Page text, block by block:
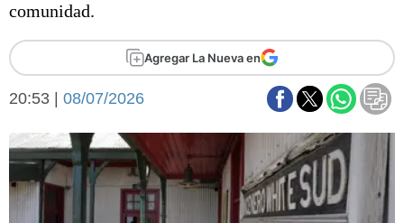
Arte y cultura
Cines
Economía y campo
Economía y finanzas
Con el campo
Espacio empresas
Sociedad y tiempo
libre
Sociedad
Tecnología
comunidad.
Agregar La Nueva en
20:53 | 08/07/2026